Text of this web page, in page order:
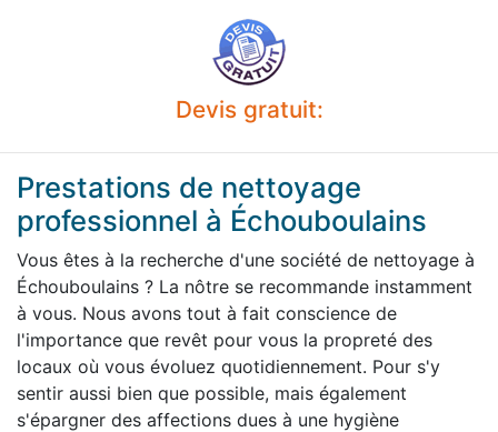
Devis gratuit:
Prestations de nettoyage
professionnel à Échouboulains
Vous êtes à la recherche d'une société de nettoyage à
Échouboulains ? La nôtre se recommande instamment
à vous. Nous avons tout à fait conscience de
l'importance que revêt pour vous la propreté des
locaux où vous évoluez quotidiennement. Pour s'y
sentir aussi bien que possible, mais également
s'épargner des affections dues à une hygiène